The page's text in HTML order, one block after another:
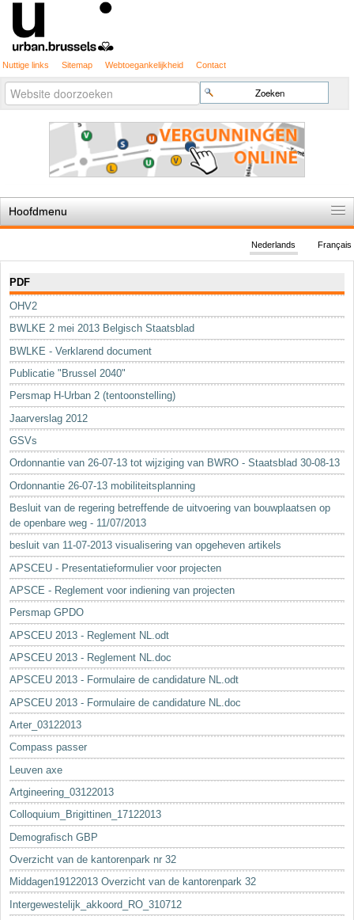
Nuttige links Sitemap Webtoegankelijkheid Contact
Zoek
Geavanceerd
zoeken...
Hoofdmenu
De spelregels
Stedenbouwkundige vergunning
Cartografie
Studies en publicaties
Sleutelwoorden
Stedenbouwkundige inlichtingen
Français
Nederlands
PDF
OHV2
BWLKE 2 mei 2013 Belgisch Staatsblad
BWLKE - Verklarend document
Publicatie "Brussel 2040"
Persmap H-Urban 2 (tentoonstelling)
Jaarverslag 2012
GSVs
Ordonnantie van 26-07-13 tot wijziging van BWRO - Staatsblad 30-08-13
Ordonnantie 26-07-13 mobiliteitsplanning
Besluit van de regering betreffende de uitvoering van bouwplaatsen op
de openbare weg - 11/07/2013
besluit van 11-07-2013 visualisering van opgeheven artikels
APSCEU - Presentatieformulier voor projecten
APSCE - Reglement voor indiening van projecten
Persmap GPDO
APSCEU 2013 - Reglement NL.odt
APSCEU 2013 - Reglement NL.doc
APSCEU 2013 - Formulaire de candidature NL.odt
APSCEU 2013 - Formulaire de candidature NL.doc
Arter_03122013
Compass passer
Leuven axe
Artgineering_03122013
Colloquium_Brigittinen_17122013
Demografisch GBP
Overzicht van de kantorenpark nr 32
Middagen19122013 Overzicht van de kantorenpark 32
Intergewestelijk_akkoord_RO_310712